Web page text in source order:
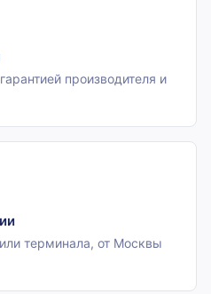
производителя и
терминала, от Москвы